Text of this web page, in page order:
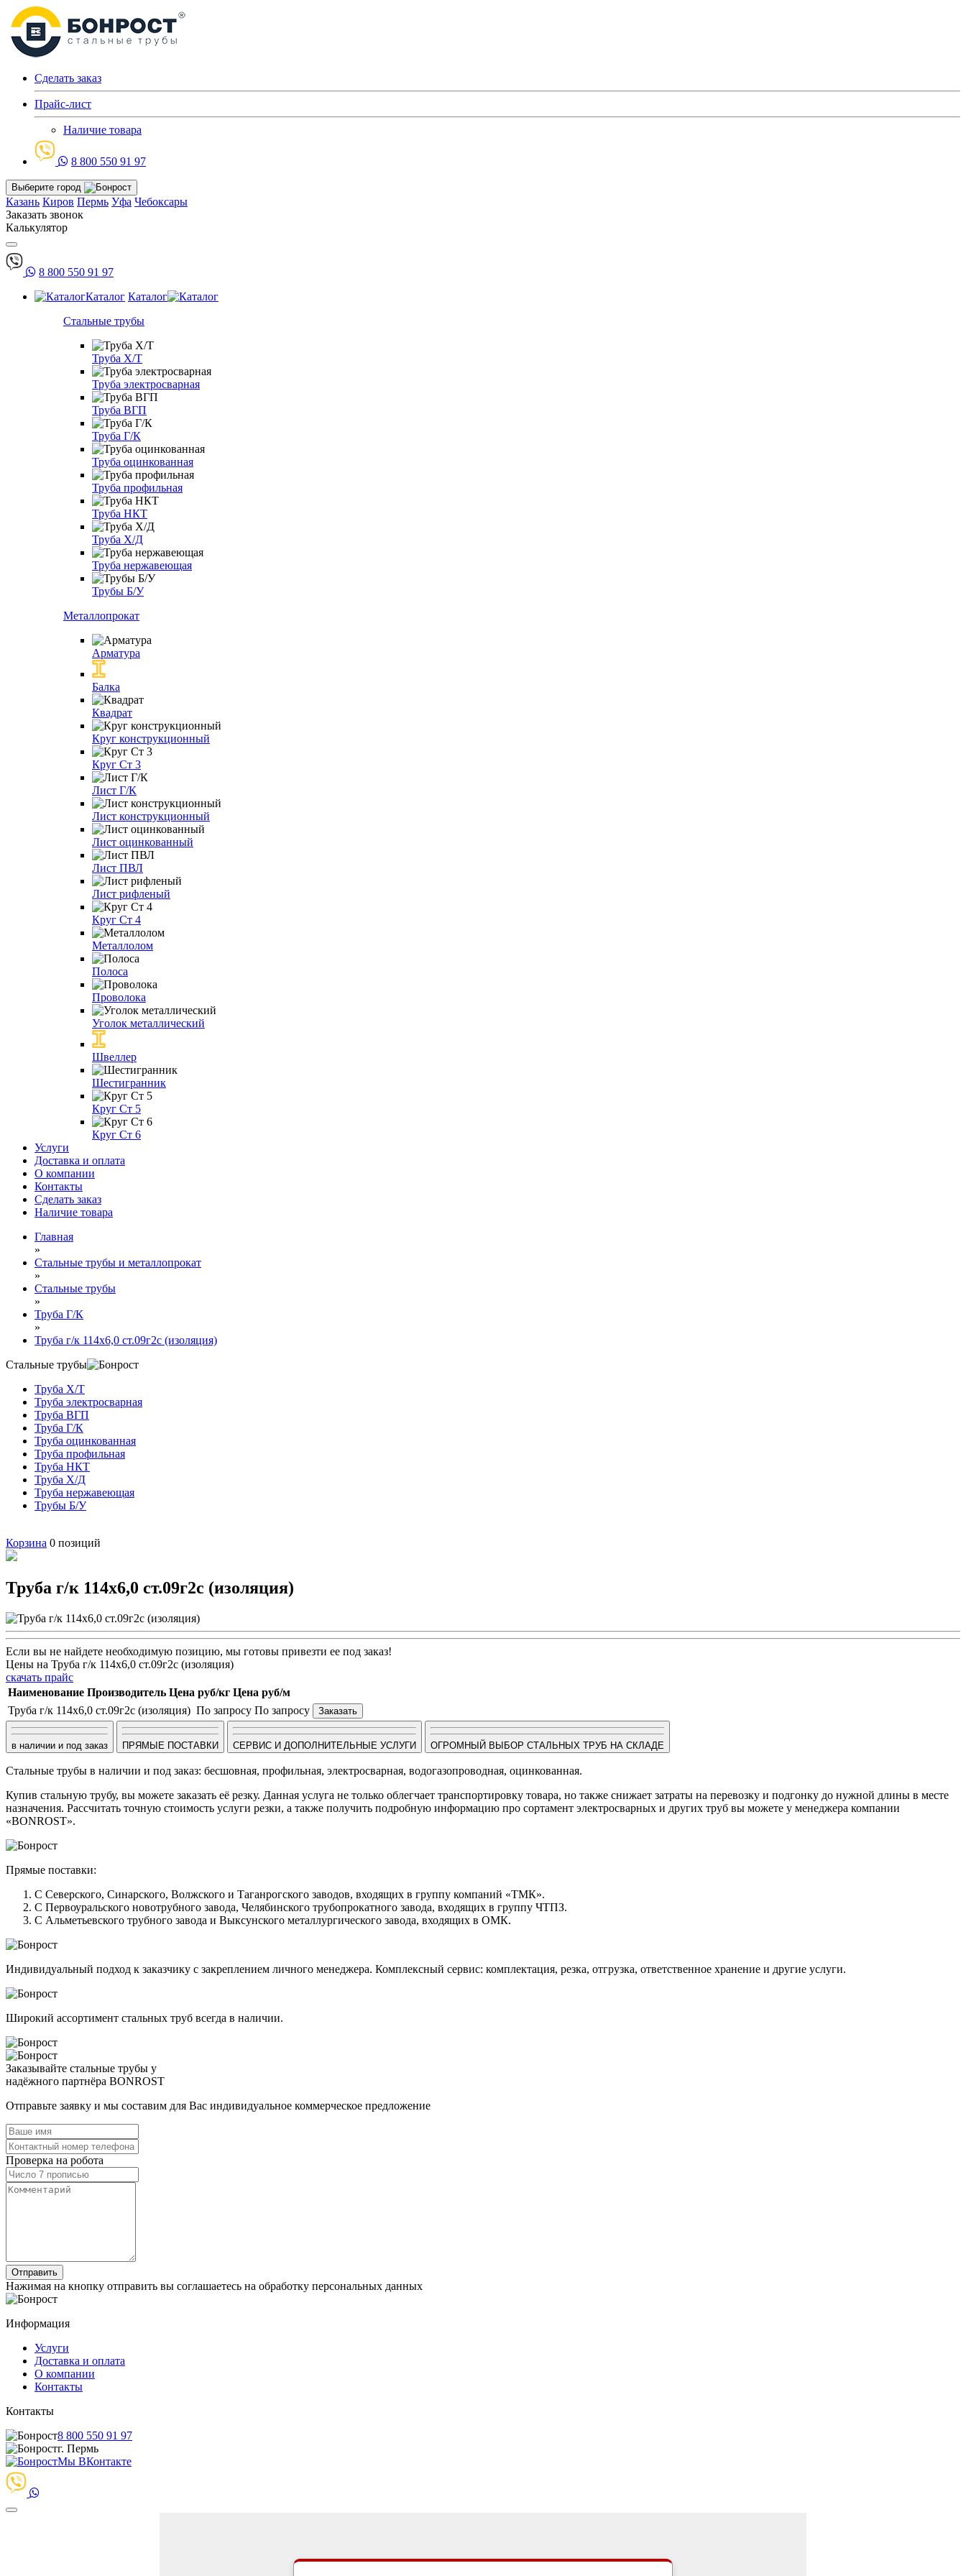
Сделать заказ
Прайс-лист
Наличие товара
8 800 550 91 97
Выберите город
Казань Киров Пермь Уфа Чебоксары
Заказать звонок
Калькулятор
8 800 550 91 97
Каталог Каталог
Стальные трубы
Труба Х/Т
Труба электросварная
Труба ВГП
Труба Г/К
Труба оцинкованная
Труба профильная
Труба НКТ
Труба Х/Д
Труба нержавеющая
Трубы Б/У
Металлопрокат
Арматура
Балка
Квадрат
Круг конструкционный
Круг Ст 3
Лист Г/К
Лист конструкционный
Лист оцинкованный
Лист ПВЛ
Лист рифленый
Круг Ст 4
Металлолом
Полоса
Проволока
Уголок металлический
Швеллер
Шестигранник
Круг Ст 5
Круг Ст 6
Услуги
Доставка и оплата
О компании
Контакты
Сделать заказ
Наличие товара
Главная
»
Стальные трубы и металлопрокат
»
Стальные трубы
»
Труба Г/К
»
Труба г/к 114х6,0 ст.09г2с (изоляция)
Стальные трубы
Труба Х/Т
Труба электросварная
Труба ВГП
Труба Г/К
Труба оцинкованная
Труба профильная
Труба НКТ
Труба Х/Д
Труба нержавеющая
Трубы Б/У
Корзина 0 позиций
Труба г/к 114х6,0 ст.09г2с (изоляция)
Если вы не найдете необходимую позицию, мы готовы привезти ее под заказ!
Цены на Труба г/к 114х6,0 ст.09г2с (изоляция)
скачать прайс
Наименование Производитель Цена руб/кг Цена руб/м
Труба г/к 114х6,0 ст.09г2с (изоляция) По запросу По запросу Заказать
в наличии и под заказ ПРЯМЫЕ ПОСТАВКИ СЕРВИС И ДОПОЛНИТЕЛЬНЫЕ УСЛУГИ ОГРОМНЫЙ ВЫБОР СТАЛЬНЫХ ТРУБ НА СКЛАДЕ
Стальные трубы в наличии и под заказ: бесшовная, профильная, электросварная, водогазопроводная, оцинкованная.
Купив стальную трубу, вы можете заказать её резку. Данная услуга не только облегчает транспортировку товара, но также снижает затраты на перевозку и подгонку до нужной длины в месте
назначения. Рассчитать точную стоимость услуги резки, а также получить подробную информацию про сортамент электросварных и других труб вы можете у менеджера компании
«BONROST».
Прямые поставки:
С Северского, Синарского, Волжского и Таганрогского заводов, входящих в группу компаний «ТМК».
С Первоуральского новотрубного завода, Челябинского трубопрокатного завода, входящих в группу ЧТПЗ.
С Альметьевского трубного завода и Выксунского металлургического завода, входящих в ОМК.
Индивидуальный подход к заказчику с закреплением личного менеджера. Комплексный сервис: комплектация, резка, отгрузка, ответственное хранение и другие услуги.
Широкий ассортимент стальных труб всегда в наличии.
Заказывайте стальные трубы у
надёжного партнёра BONROST
Отправьте заявку и мы составим для Вас индивидуальное коммерческое предложение
Проверка на робота
Нажимая на кнопку отправить вы соглашаетесь на обработку персональных данных
Информация
Услуги
Доставка и оплата
О компании
Контакты
Контакты
8 800 550 91 97
г. Пермь
Мы ВКонтакте